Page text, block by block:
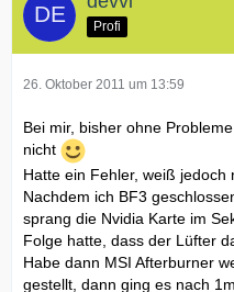
Profi
26. Oktober 2011 um 13:59
Bei mir, bisher ohne
nicht
Hatte ein Fehler, weiß jedoch
Nachdem ich BF3
sprang die Nvidia Karte im
Folge hatte, dass der Lüfter
Habe dann MSI Afterburner
gestellt, dann ging es nach